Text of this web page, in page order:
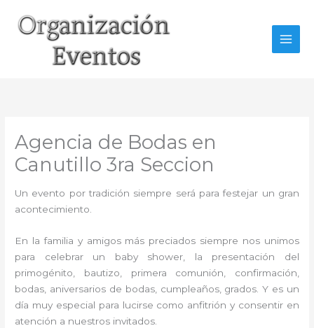
contenido
Agencia de Bodas en
Canutillo 3ra Seccion
Un evento por tradición siempre será para festejar un gran
acontecimiento.
En la familia y amigos más preciados siempre nos unimos
para celebrar un baby shower, la presentación del
primogénito, bautizo, primera comunión, confirmación,
bodas, aniversarios de bodas, cumpleaños, grados. Y es un
día muy especial para lucirse como anfitrión y consentir en
atención a nuestros invitados.